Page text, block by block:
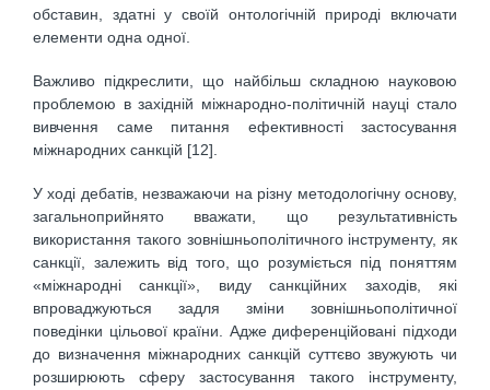
обставин, здатні у своїй онтологічній природі включати
елементи одна одної.
Важливо підкреслити, що найбільш складною науковою
проблемою в західній міжнародно-політичній науці стало
вивчення саме питання ефективності застосування
міжнародних санкцій [12].
У ході дебатів, незважаючи на різну методологічну основу,
загальноприйнято вважати, що результативність
використання такого зовнішньополітичного інструменту, як
санкції, залежить від того, що розуміється під поняттям
«міжнародні санкції», виду санкційних заходів, які
впроваджуються задля зміни зовнішньополітичної
поведінки цільової країни. Адже диференційовані підходи
до визначення міжнародних санкцій суттєво звужують чи
розширюють сферу застосування такого інструменту,